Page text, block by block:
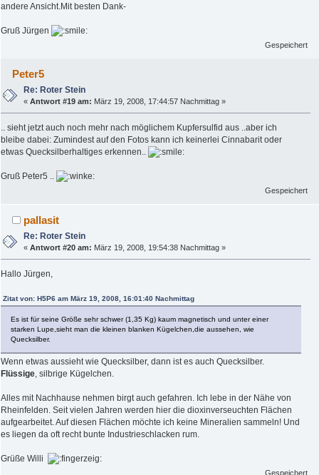
andere Ansicht.Mit besten Dank-
Gruß Jürgen
Gespeichert
Peter5
Re: Roter Stein
«Antwort #19 am: März 19, 2008, 17:44:57 Nachmittag »
.. sieht jetzt auch noch mehr nach möglichem Kupfersulfid aus ..aber ich
bleibe dabei: Zumindest auf den Fotos kann ich keinerlei Cinnabarit oder
etwas Quecksilberhaltiges erkennen..
Gruß Peter5 ..
Gespeichert
pallasit
Re: Roter Stein
«Antwort #20 am: März 19, 2008, 19:54:38 Nachmittag »
Hallo Jürgen,
Zitat von: H5P6 am März 19, 2008, 16:01:40 Nachmittag
Es ist für seine Größe sehr schwer (1,35 Kg) kaum magnetisch und unter einer
starken Lupe,sieht man die kleinen blanken Kügelchen,die aussehen, wie
Quecksilber.
Wenn etwas aussieht wie Quecksilber, dann ist es auch Quecksilber.
Flüssige, silbrige Kügelchen.
Alles mit Nachhause nehmen birgt auch gefahren. Ich lebe in der Nähe von
Rheinfelden. Seit vielen Jahren werden hier die dioxinverseuchten Flächen
aufgearbeitet. Auf diesen Flächen möchte ich keine Mineralien sammeln! Und
es liegen da oft recht bunte Industrieschlacken rum.
Grüße Willi
Gespeichert